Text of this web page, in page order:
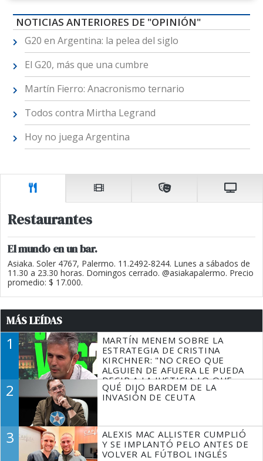
NOTICIAS ANTERIORES DE "OPINIÓN"
G20 en Argentina: la pelea del siglo
El G20, más que una cumbre
Martín Fierro: Anacronismo ternario
Todos contra Mirtha Legrand
Hoy no juega Argentina
Restaurantes
El mundo en un bar.
Asiaka. Soler 4767, Palermo. 11.2492-8244. Lunes a sábados de
11.30 a 23.30 horas. Domingos cerrado. @asiakapalermo. Precio
promedio: $ 17.000.
MÁS LEÍDAS
1
MARTÍN MENEM SOBRE LA
ESTRATEGIA DE CRISTINA
KIRCHNER: "NO CREO QUE
ALGUIEN DE AFUERA LE PUEDA
DECIR A LA JUSTICIA LO QUE
TIENE QUE HACER"
2
QUÉ DIJO BARDEM DE LA
INVASIÓN DE CEUTA
3
ALEXIS MAC ALLISTER CUMPLIÓ
Y SE IMPLANTÓ PELO ANTES DE
VOLVER AL FÚTBOL INGLÉS